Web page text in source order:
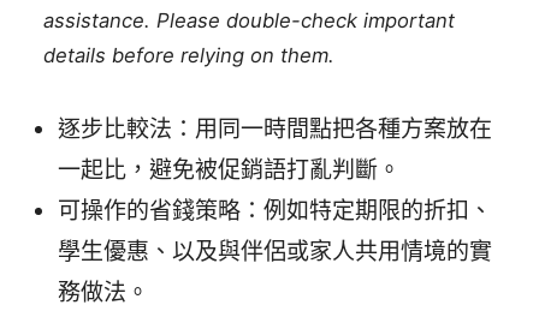
assistance. Please double-check important
details before relying on them.
逐步比較法：用同一時間點把各種方案放在
一起比，避免被促銷語打亂判斷。
可操作的省錢策略：例如特定期限的折扣、
學生優惠、以及與伴侶或家人共用情境的實
務做法。